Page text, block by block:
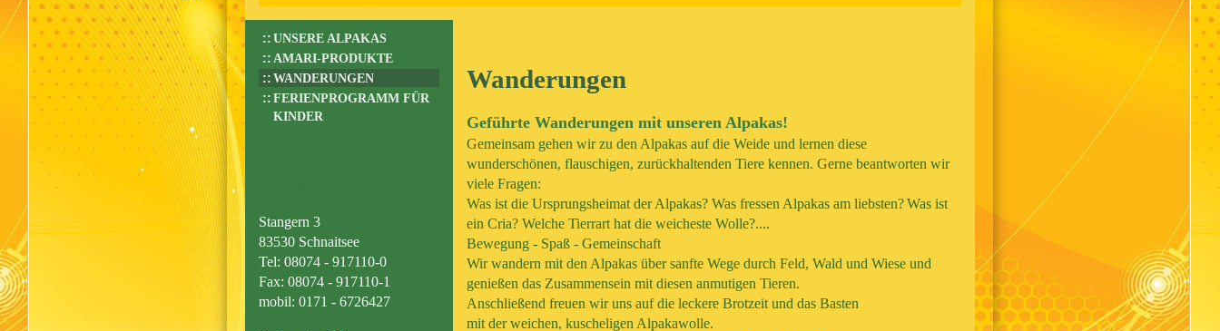
Wanderungen
Geführte Wanderungen mit unseren Alpakas!
Gemeinsam gehen wir zu den Alpakas auf die Weide und lernen diese
wunderschönen, flauschigen, zurückhaltenden Tiere kennen. Gerne beantworten wir
viele Fragen:
Was ist die Ursprungsheimat der Alpakas? Was fressen Alpakas am liebsten?Was ist
ein Cria? Welche Tierrart hat die weicheste Wolle?....
Bewegung - Spaß - Gemeinschaft
Wir wandern mit den Alpakas über sanfte Wege durch Feld, Wald und Wiese und
genießen das Zusammensein mit diesen anmutigen Tieren.
Anschließend freuen wir uns auf die leckere Brotzeit und das Basten
mit der weichen, kuscheligen Alpakawolle.
UNSERE ALPAKAS
AMARI-PRODUKTE
WANDERUNGEN
FERIENPROGRAMM FÜR
KINDER
Stangern 3
83530 Schnaitsee
Tel: 08074 - 917110-0
Fax: 08074 - 917110-1
mobil: 0171 - 6726427